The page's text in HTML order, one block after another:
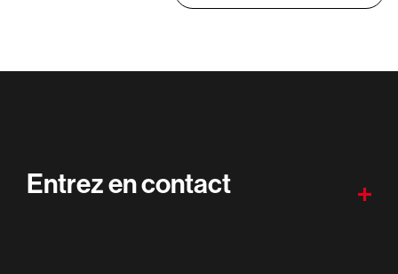
Entrez en contact